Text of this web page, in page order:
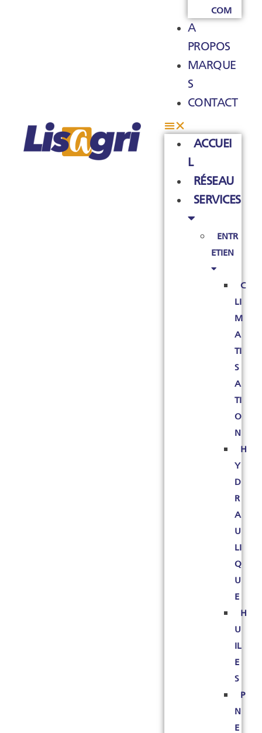
COM
A
PROPOS
MARQUE
S
CONTACT
ACCUEI
L
RÉSEAU
SERVICES
ENTR
ETIEN
C
LI
M
A
TI
S
A
TI
O
N
H
Y
D
R
A
U
LI
Q
U
E
H
U
IL
E
S
P
N
E